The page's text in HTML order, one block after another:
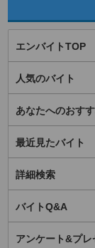
エンバイトTOP
人気のバイト
あなたへのおす
最近見たバイト
詳細検索
バイトQ&A
アンケート&プレ